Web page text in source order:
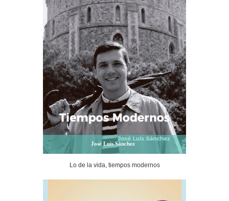
José Luis Sánchez
Lo de la vida, tiempos modernos